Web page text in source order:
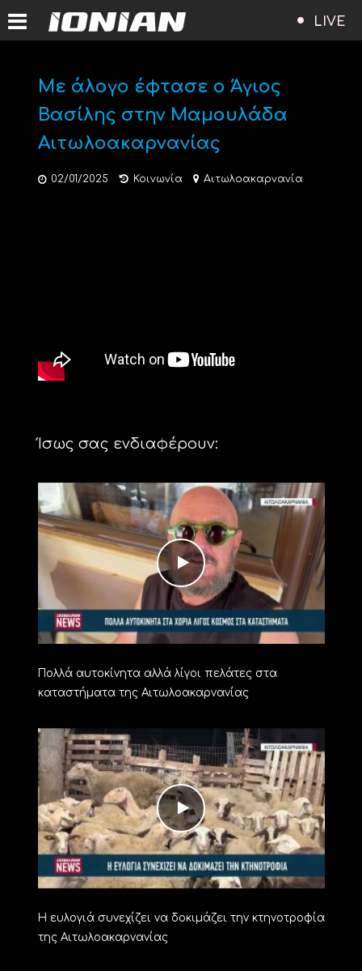
LIVE
Με άλογο έφτασε ο Άγιος
Βασίλης στην Μαμουλάδα
Αιτωλοακαρνανίας
02/01/2025 Κοινωνία Αιτωλοακαρνανία
Ίσως σας ενδιαφέρουν:
Πολλά αυτοκίνητα αλλά λίγοι πελάτες στα
καταστήματα της Αιτωλοακαρνανίας
Η ευλογιά συνεχίζει να δοκιμάζει την κτηνοτροφία
της Αιτωλοακαρνανίας